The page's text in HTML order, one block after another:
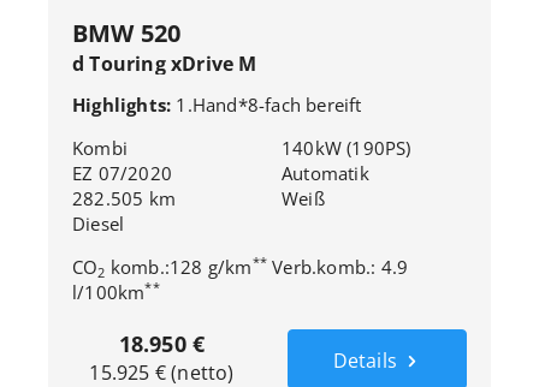
BMW 520
d Touring xDrive M
Highlights: 1.Hand*8-fach bereift
Kombi
EZ 07/2020
282.505 km
Diesel
140kW (190PS)
Automatik
Weiß
CO2 komb.:128 g/km** Verb.komb.: 4.9
l/100km**
18.950 €
15.925 € (netto) Details